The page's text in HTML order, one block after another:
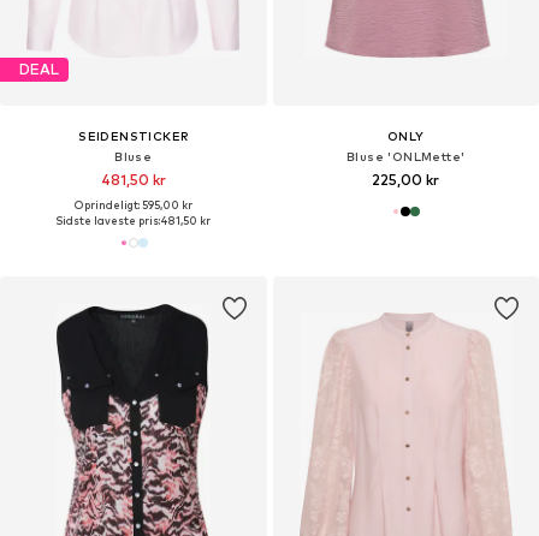
DEAL
SEIDENSTICKER
Bluse
481,50 kr
Oprindeligt: 595,00 kr
Sidste laveste pris:481,50 kr
ONLY
Bluse 'ONLMette'
225,00 kr